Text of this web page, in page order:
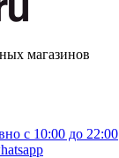
магазинов
с 10:00 до 22:00